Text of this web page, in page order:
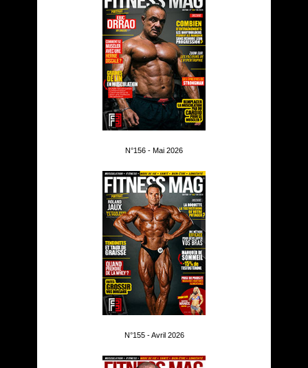
N°156 - Mai 2026
N°155 - Avril 2026